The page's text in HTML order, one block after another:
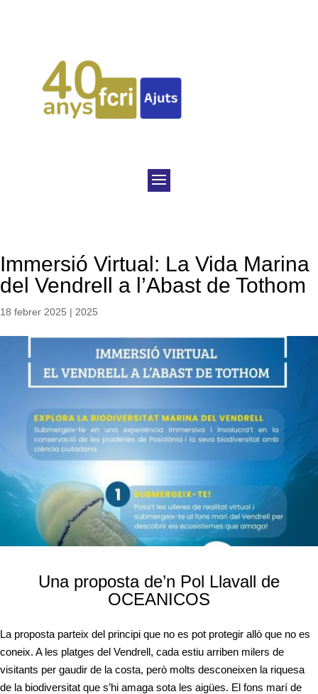
Immersió Virtual: La Vida Marina
del Vendrell a l’Abast de Tothom
18 febrer 2025 | 2025
Una proposta de’n Pol Llavall de
OCEANICOS
La proposta parteix del principi que no es pot protegir allò que no es
coneix. A les platges del Vendrell, cada estiu arriben milers de
visitants per gaudir de la costa, però molts desconeixen la riquesa
de la biodiversitat que s’hi amaga sota les aigües. El fons marí de